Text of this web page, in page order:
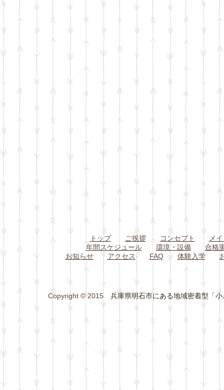
トップ ご挨拶 コンセプト
メ
年間スケジュール
環境・設備
合格
お知らせ
アクセス FAQ 体験入学
Copyright © 2015 兵庫県明石市にある地域密着型「